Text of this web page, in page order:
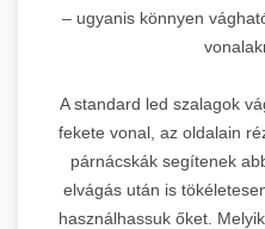
– ugyanis könnyen
A standard led szalagok
fekete vonal, az oldalain
párnácskák segítenek
elvágás után is
használhassuk őket.